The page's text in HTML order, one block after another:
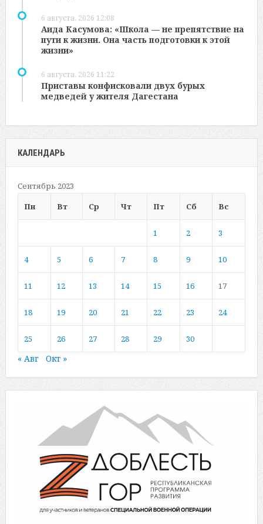
6 августа, 2026 12:08
Аида Касумова: «Школа — не препятствие на
пути к жизни. Она часть подготовки к этой
жизни»
6 августа, 2026 11:22
Приставы конфисковали двух бурых
медведей у жителя Дагестана
КАЛЕНДАРЬ
Сентябрь 2023
Пн
Вт Ср Чт Пт Сб Вс
1 2 3
4 5 6 7 8 9 10
11 12 13 14 15 16 17
18 19 20 21 22 23 24
25 26 27 28 29 30
« Авг Окт »